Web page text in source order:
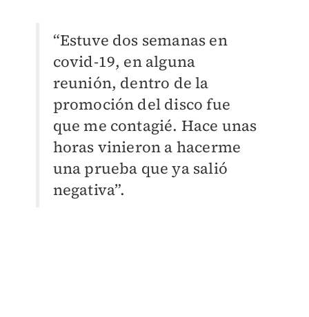
“Estuve dos semanas en
covid-19, en alguna
reunión, dentro de la
promoción del disco fue
que me contagié. Hace unas
horas vinieron a hacerme
una prueba que ya salió
negativa”.